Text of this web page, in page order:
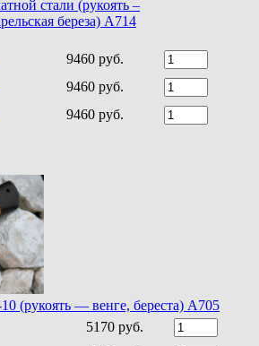
стали (рукоять –
береза) A714
9460 руб.
9460 руб.
9460 руб.
(рукоять — венге, береста) А705
5170 руб.